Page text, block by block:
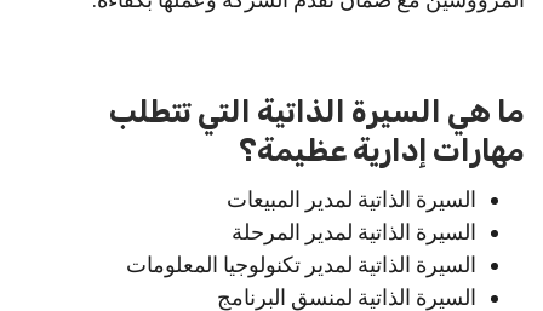
ما هي السيرة الذاتية التي تتطلب
مهارات إدارية عظيمة؟
السيرة الذاتية لمدير المبيعات
السيرة الذاتية لمدير المرحلة
السيرة الذاتية لمدير تكنولوجيا المعلومات
السيرة الذاتية لمنسق البرنامج